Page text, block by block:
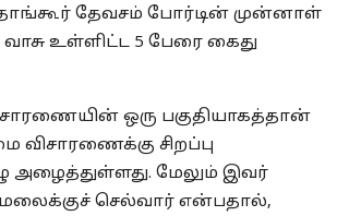
தேவசம் போர்டின் முன்னாள்
உள்ளிட்ட 5 பேரை கைது
ஒரு பகுதியாகத்தான்
விசாரணைக்கு சிறப்பு
அழைத்துள்ளது. மேலும் இவர்
செல்வார் என்பதால்,